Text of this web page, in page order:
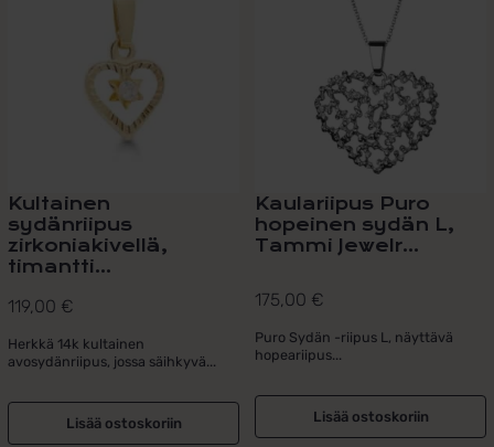
Kultainen
sydänriipus
zirkoniakivellä,
timantti...
119,00 €
Herkkä 14k kultainen
avosydänriipus, jossa säihkyvä...
Lisää ostoskoriin
Kaulariipus Puro
hopeinen sydän L,
Tammi Jewelr...
175,00 €
Puro Sydän -riipus L, näyttävä
hopeariipus...
Lisää ostoskoriin